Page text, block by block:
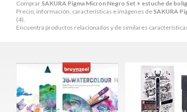
Comprar SAKURA Pigma Micron Negro Set + estuche de
Precio, información, características e imágenes de SAKURA
(4).
Encuentra productos relacionados y de similares